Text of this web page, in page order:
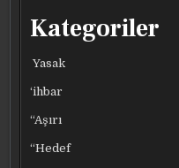
Kategoriler
Yasak
‘ihbar
“Aşırı
“Hedef